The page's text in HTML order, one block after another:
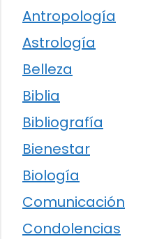
Antropología
Astrología
Belleza
Biblia
Bibliografía
Bienestar
Biología
Comunicación
Condolencias